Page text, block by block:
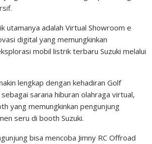
utamanya adalah Virtual Showroom e
digital yang memungkinkan
mobil listrik terbaru Suzuki melalui
lengkap dengan kehadiran Golf
sarana hiburan olahraga virtual,
yang memungkinkan pengunjung
seru di booth Suzuki.
bisa mencoba Jimny RC Offroad